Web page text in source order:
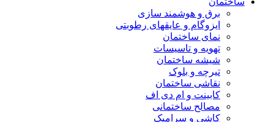
برق و هوشمند سازی
ایزوگام و عایقهای رطوبتی
نمای ساختمان
تهویه و تاسیسات
شیشه ساختمان
تیرچه و بلوک
نقاشی ساختمان
کابینت و ام دی اف
مصالح ساختمانی
کاشی و سرامیک